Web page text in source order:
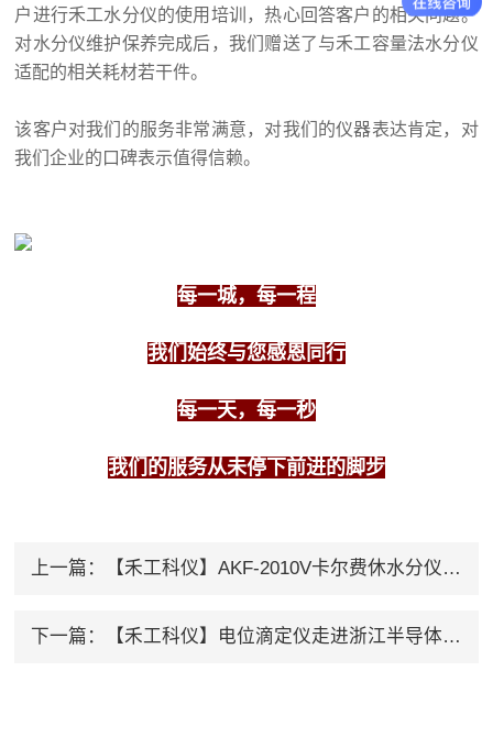
户进行禾工水分仪的使用培训，热心回答客户的相关问题。
对水分仪维护保养完成后，我们赠送了与禾工容量法水分仪
适配的相关耗材若干件。
该客户对我们的服务非常满意，对我们的仪器表达肯定，对
我们企业的口碑表示值得信赖。
每一城，每一程
我们始终与您感恩同行
每一天，每一秒
我们的服务从未停下前进的脚步
上一篇： 【禾工科仪】AKF-2010V卡尔费休水分仪可以申请巡回服务吗？
下一篇： 【禾工科仪】电位滴定仪走进浙江半导体行业——进行安调工作！